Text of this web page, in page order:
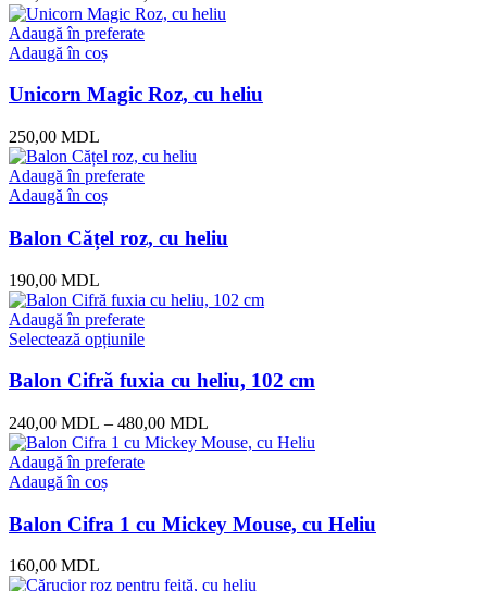
Adaugă în preferate
Adaugă în coș
Unicorn Magic Roz, cu heliu
250,00 MDL
Adaugă în preferate
Adaugă în coș
Balon Cățel roz, cu heliu
190,00 MDL
Adaugă în preferate
Selectează opțiunile
Balon Cifră fuxia cu heliu, 102 cm
240,00 MDL – 480,00 MDL
Adaugă în preferate
Adaugă în coș
Balon Cifra 1 cu Mickey Mouse, cu Heliu
160,00 MDL